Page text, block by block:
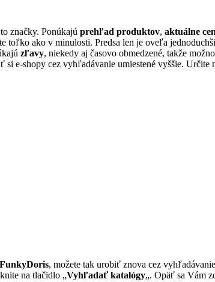
značky. Ponúkajú prehľad produktov, aktuálne
toľko ako v minulosti. Predsa len je oveľa
zľavy, niekedy aj časovo obmedzené, takže
e-shopy cez vyhľadávanie umiestené vyššie. Určite
, možete tak urobiť znova cez
na tlačidlo „Vyhľadať katalógy„. Opäť sa Vám